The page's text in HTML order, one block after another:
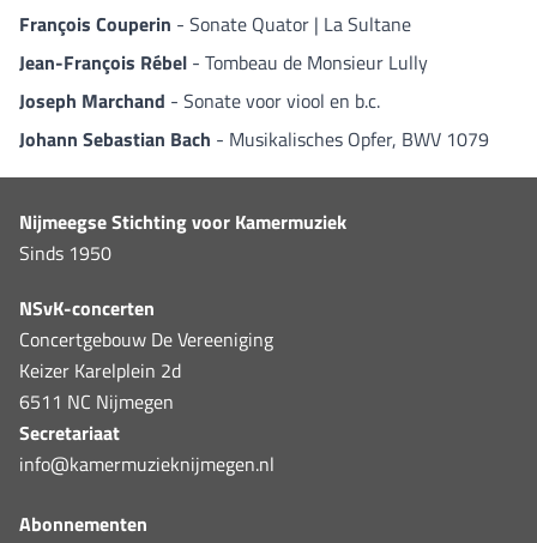
François Couperin - Sonate Quator | La Sultane
Jean-François Rébel - Tombeau de Monsieur Lully
Joseph Marchand - Sonate voor viool en b.c.
Johann Sebastian Bach - Musikalisches Opfer, BWV 1079
Nijmeegse Stichting voor Kamermuziek
Sinds 1950
NSvK-concerten
Concertgebouw De Vereeniging
Keizer Karelplein 2d
6511 NC Nijmegen
Secretariaat
info@kamermuzieknijmegen.nl
Abonnementen